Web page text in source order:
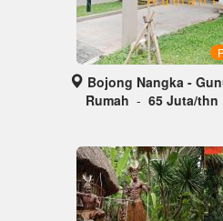
Bojong Nangka -
Rumah - 65 Juta/thn